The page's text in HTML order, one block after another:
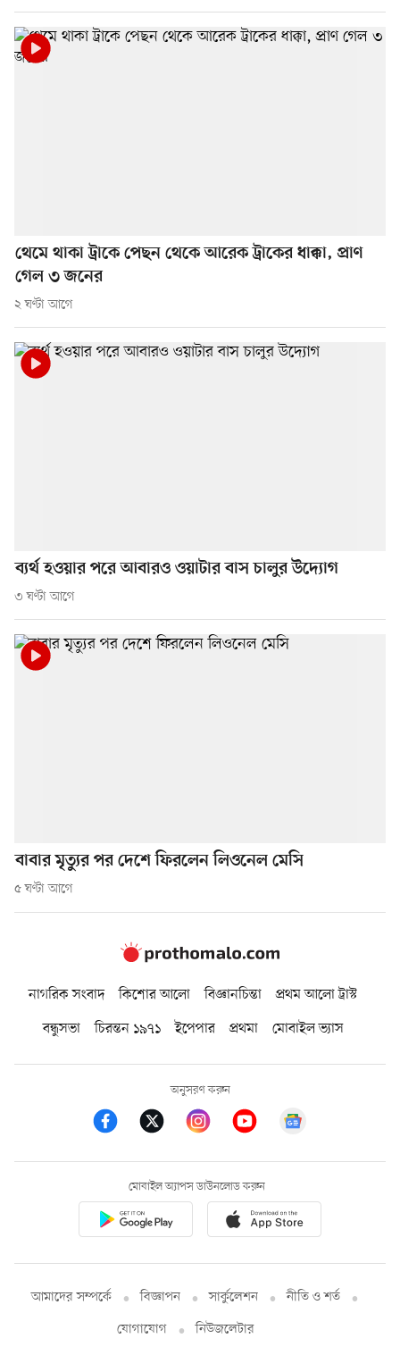
থেমে থাকা ট্রাকে পেছন থেকে আরেক ট্রাকের ধাক্কা, প্রাণ
গেল ৩ জনের
২ ঘণ্টা আগে
ব্যর্থ হওয়ার পরে আবারও ওয়াটার বাস চালুর উদ্যোগ
৩ ঘণ্টা আগে
বাবার মৃত্যুর পর দেশে ফিরলেন লিওনেল মেসি
৫ ঘণ্টা আগে
নাগরিক সংবাদ কিশোর আলো বিজ্ঞানচিন্তা
প্রথম আলো ট্রাস্ট
বন্ধুসভা
চিরন্তন ১৯৭১ ইপেপার প্রথমা মোবাইল ভ্যাস
অনুসরণ করুন
মোবাইল অ্যাপস ডাউনলোড করুন
আমাদের সম্পর্কে বিজ্ঞাপন সার্কুলেশন
নীতি ও শর্ত
যোগাযোগ
নিউজলেটার